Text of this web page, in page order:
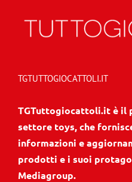
TGTUTTOGIOCATTOLI.IT
TGTuttogiocattoli.it è il
settore toys, che
informazioni e
prodotti e i suoi
Mediagroup.